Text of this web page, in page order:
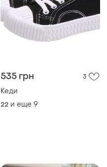
535 грн 3
Кеди
22 и еще 9